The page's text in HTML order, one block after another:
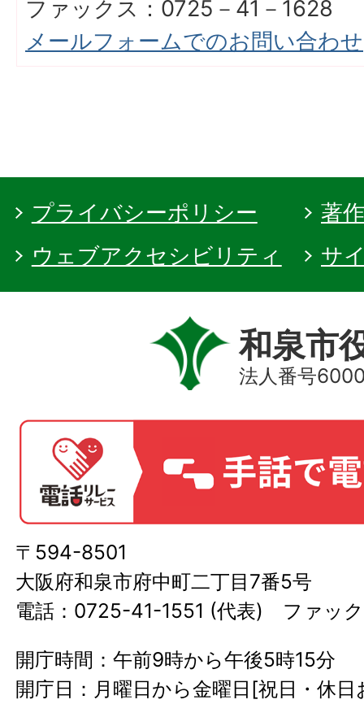
ファックス：0725－41－1628
メールフォームでのお問い合わせ
プライバシーポリシー
著
ウェブアクセシビリティ
サ
和泉市
法人番号
〒594-8501
大阪府和泉市府中町二丁目7番5号
電話：0725-41-1551 (代表) ファッ
開庁時間：午前9時から午後5時15分
開庁日：月曜日から金曜日[祝日・休